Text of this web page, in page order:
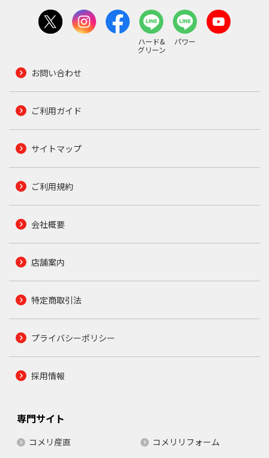
ハード&
グリーン
パワー
お問い合わせ
ご利用ガイド
サイトマップ
ご利用規約
会社概要
店舗案内
特定商取引法
プライバシーポリシー
採用情報
専門サイト
コメリ産直 コメリリフォーム